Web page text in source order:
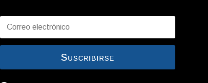
Suscribirse